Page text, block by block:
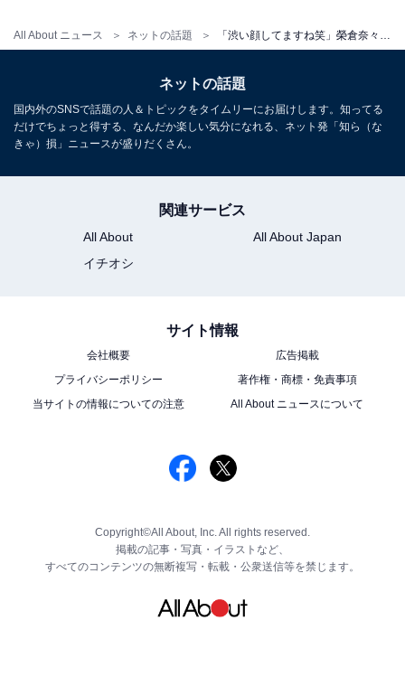
All About ニュース ネットの話題
ネットの話題
国内外のSNSで話題の人＆トピックをタイムリーにお届けします。知ってる
だけでちょっと得する、なんだか楽しい気分になれる、ネット発「知ら（な
きゃ）損」ニュースが盛りだくさん。
関連サービス
All About
All About Japan
イチオシ
サイト情報
会社概要
広告掲載
プライバシーポリシー
著作権・商標・免責事項
当サイトの情報についての注意
All About ニュースについて
Copyright©All About, Inc. All rights reserved.
掲載の記事・写真・イラストなど、
すべてのコンテンツの無断複写・転載・公衆送信等を禁じます。